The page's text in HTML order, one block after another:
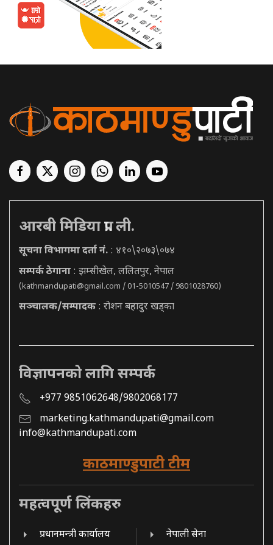
आरबी मिडिया प्रा. ली.
सूचना विभागमा दर्ता नं. : ४१०\२०७३\०७४
सम्पर्क ठेगाना : झम्सीखेल, ललितपुर, नेपाल
(kathmandupati@gmail.com / 01-5010547 / 9801028760)
सञ्चालक/सम्पादक : रोशन बहादुर खड्का
विज्ञापनको लागि सम्पर्क
+977 9851062648/9802068177
marketing.kathmandupati@gmail.com
info@kathmandupati.com
काठमाण्डुपाटी टीम
महत्वपूर्ण लिंकहरु
प्रधानमन्त्री कार्यालय नेपाली सेना